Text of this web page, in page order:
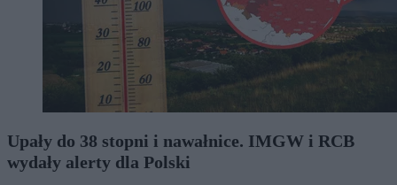
Upały do 38 stopni i nawałnice. IMGW i RCB
wydały alerty dla Polski